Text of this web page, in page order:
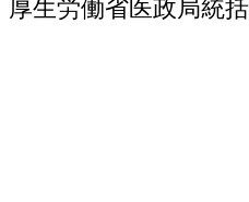
厚生労働省医政局統